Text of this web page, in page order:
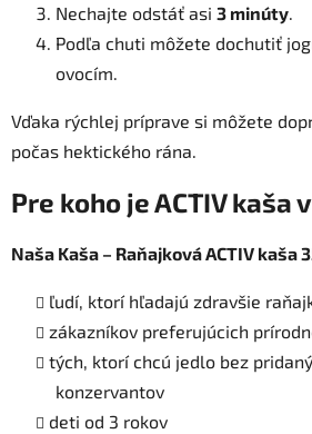
Nechajte odstáť asi 3 minúty
Podľa chuti môžete dochutiť
ovocím.
Vďaka rýchlej príprave si môžete
počas hektického rána.
Pre koho je ACTIV kaša
Naša Kaša – Raňajková ACTIV kaša
ľudí, ktorí hľadajú zdravšie
zákazníkov preferujúcich
tých, ktorí chcú jedlo bez
konzervantov
deti od 3 rokov